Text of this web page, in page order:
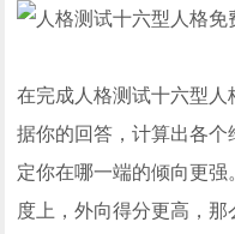
在完成人格测试十六型
据你的回答，计算出各
定你在哪一端的倾向更
度上，外向得分更高，那